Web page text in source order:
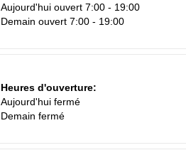
Aujourd'hui ouvert 7:00 - 19:00
Demain ouvert 7:00 - 19:00
Heures d'ouverture:
Aujourd'hui fermé
Demain fermé